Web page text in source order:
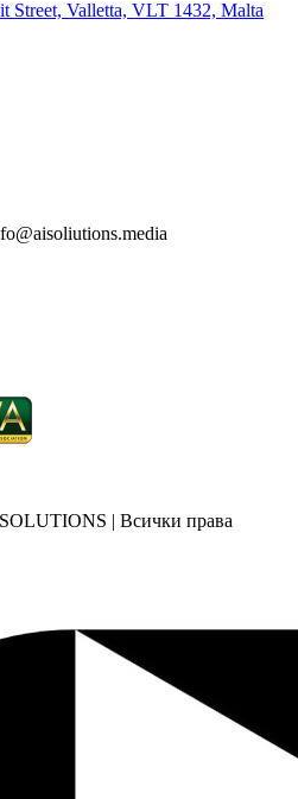
Street, Valletta, VLT 1432, Malta
| Всички права